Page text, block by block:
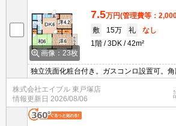
画像：23枚
7.5万円(管理費等：
敷
15万 礼
なし
1階
3DK 42m²
独立洗面化粧台付き。ガスコンロ設置可。角
株式会社エイブル 東戸塚店
情報更新日 2026/08/06